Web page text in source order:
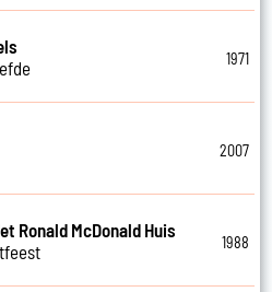
1971
2007
Ronald McDonald Huis
1988